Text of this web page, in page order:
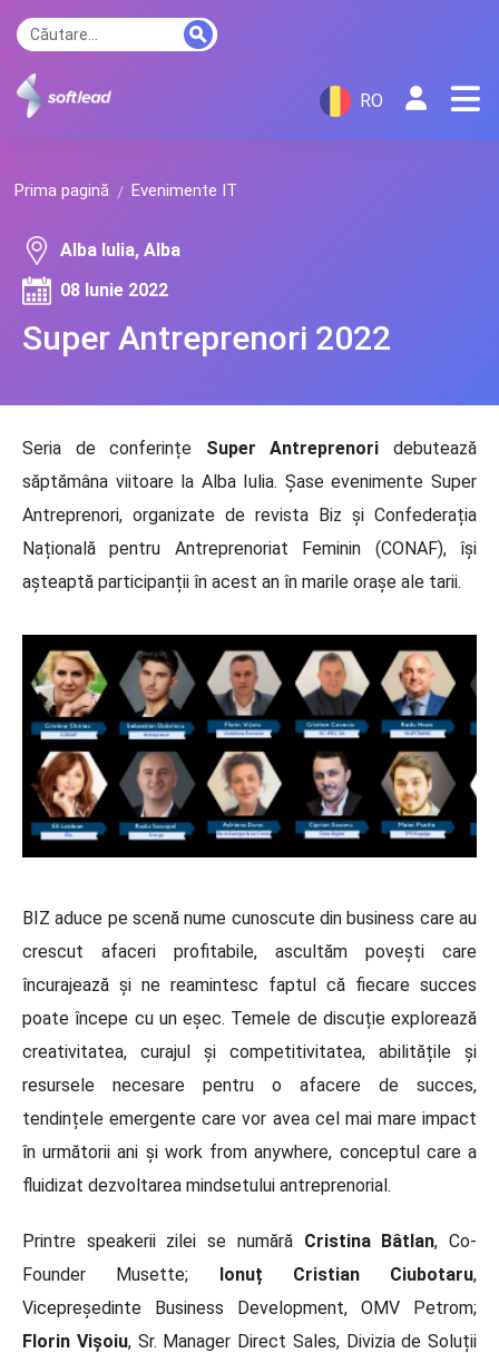
RO
Prima pagină Evenimente IT
Super Antreprenori 2022
Alba Iulia, Alba
08 Iunie 2022
Seria de conferințe Super Antreprenori debutează
săptămâna viitoare la Alba Iulia. Șase evenimente Super
Antreprenori, organizate de revista Biz și Confederația
Națională pentru Antreprenoriat Feminin (CONAF), își
așteaptă participanții în acest an în marile orașe ale tarii.
BIZ aduce pe scenă nume cunoscute din business care au
crescut afaceri profitabile, ascultăm povești care
încurajează și ne reamintesc faptul că fiecare succes
poate începe cu un eșec. Temele de discuție explorează
creativitatea, curajul și competitivitatea, abilitățile și
resursele necesare pentru o afacere de succes,
tendințele emergente care vor avea cel mai mare impact
în următorii ani și work from anywhere, conceptul care a
fluidizat dezvoltarea mindsetului antreprenorial.
Printre speakerii zilei se numără Cristina Bâtlan, Co-
Founder Musette; Ionuț Cristian Ciubotaru,
Vicepreședinte Business Development, OMV Petrom;
Florin Vișoiu, Sr. Manager Direct Sales, Divizia de Soluții